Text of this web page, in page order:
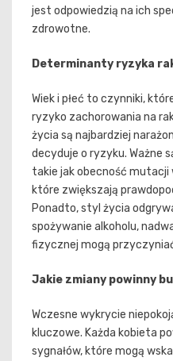
jest odpowiedzią na ich
zdrowotne.
Determinanty ryzyka
Wiek i płeć to czynniki,
ryzyko zachorowania na
życia są najbardziej
decyduje o ryzyku. Ważne
takie jak obecność mutacji
które zwiększają
Ponadto, styl życia
spożywanie alkoholu,
fizycznej mogą
Jakie zmiany powinny
Wczesne wykrycie
kluczowe. Każda kobieta
sygnałów, które mogą